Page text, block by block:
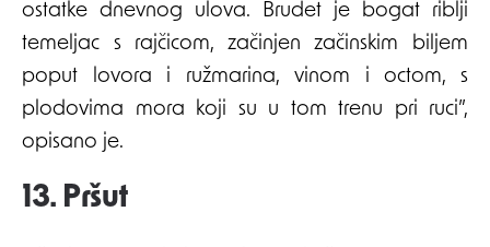
ostatke dnevnog ulova. Brudet je bogat riblji
temeljac s rajčicom, začinjen začinskim biljem
poput lovora i ružmarina, vinom i octom, s
plodovima mora koji su u tom trenu pri ruci”,
opisano je.
13. Pršut